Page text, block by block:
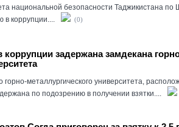
национальной безопасности Таджикистана по
в коррупции....
(0)
задержана замдекана
металлургического университета,
по подозрению в получении взятки....